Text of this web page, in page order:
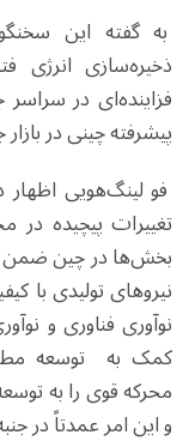
به گفته این
ذخیره‌سازی انرژی
فزاینده‌ای در
پیشرفته چینی در
فو لینگ‌هویی اظهار
تغییرات پیچیده
بخش‌ها در چین ضمن
نیروهای تولیدی با
نوآوری فناوری و
کمک به توسعه
محرکه قوی را به
و این امر عمدتاً در